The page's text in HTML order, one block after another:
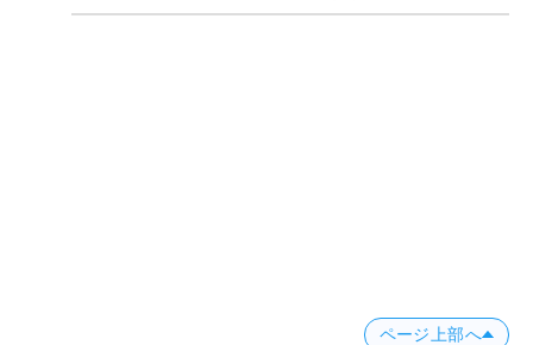
ページ上部へ